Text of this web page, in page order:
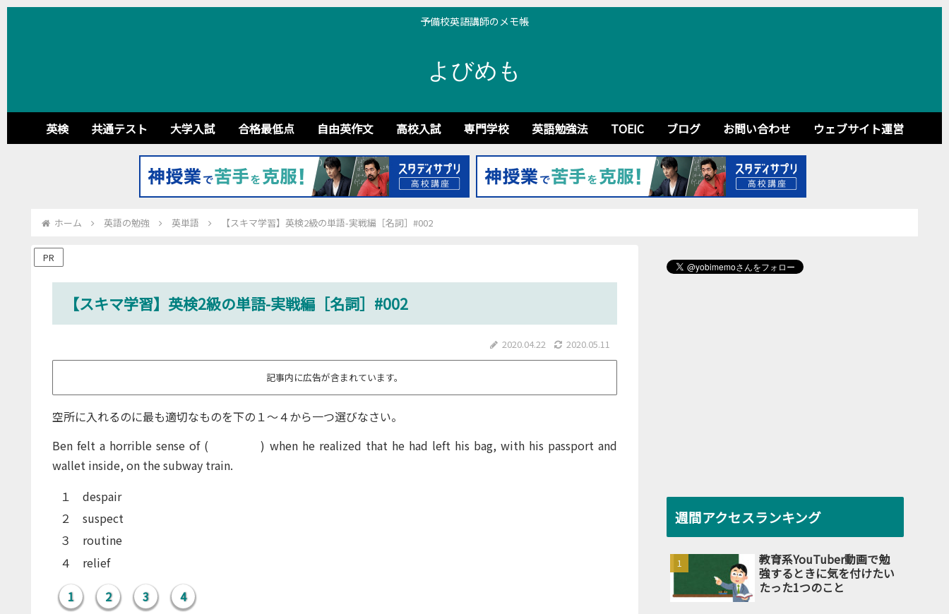
予備校英語講師のメモ帳
よびめも
英検 共通テスト 大学入試 合格最低点 自由英作文 高校入試 専門学校 英語勉強法 TOEIC ブログ お問い合わせ ウェブサイト運営
ホーム 英語の勉強 英単語 【スキマ学習】英検2級の単語-実戦編［名詞］#002
PR
【スキマ学習】英検2級の単語-実戦編［名詞］#002
2020.04.22 2020.05.11
記事内に広告が含まれています。
空所に入れるのに最も適切なものを下の１～４から一つ選びなさい。
Ben felt a horrible sense of ( ＊＊＊＊) when he realized that he had left his bag, with his passport and
wallet inside, on the subway train.
１ despair
２ suspect
３ routine
４ relief
1 2 3 4
週間アクセスランキング
教育系YouTuber動画で勉
強するときに気を付けたい
たった1つのこと